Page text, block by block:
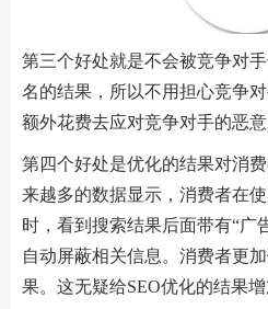
第三个好处就是不会被竞争对
名的结果，所以不用担心竞争
额外花费去应对竞争对手的恶意
第四个好处是优化的结果对消
来越多的数据显示，消费者在
时，看到搜索结果后面带有“广
自动屏蔽相关信息。消费者更
果。这无疑给SEO优化的结果增